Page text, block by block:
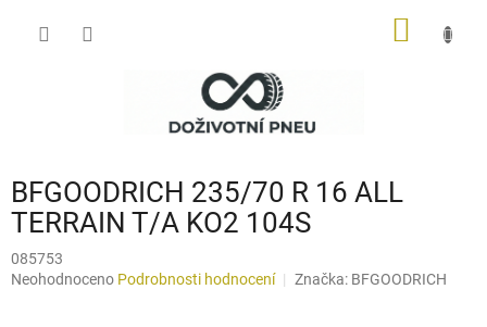
BFGOODRICH 235/70 R 16 ALL
TERRAIN T/A KO2 104S
085753
Průměrné
Neohodnoceno Podrobnosti hodnocení Značka: BFGOODRICH